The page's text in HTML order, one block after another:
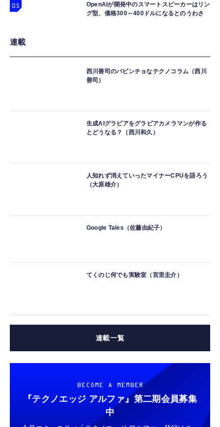
OpenAIが開発中のスマートスピーカーはリン
グ型、価格300～400ドルになるとのうわさ
連載
西川善司のバビンチョなテクノコラム（西川
善司）
生成AIグラビアをグラビアカメラマンが作る
とどうなる？（西川和久）
人知れず消えていったマイナーCPUを語ろう
（大原雄介）
Google Tales（佐藤由紀子）
てくのじ何でも実験室（宮里圭介）
連載一覧
BECOME A MEMBER
『テクノエッジ アルファ』 第二期会員募集
中